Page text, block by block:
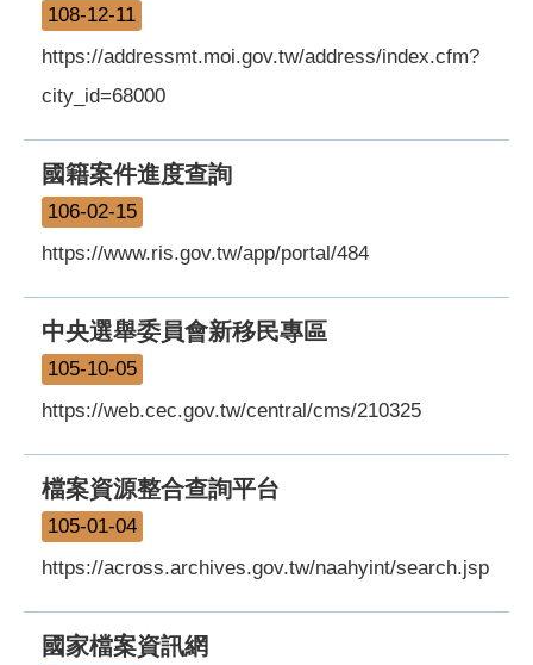
108-12-11
https://addressmt.moi.gov.tw/address/index.cfm?
city_id=68000
國籍案件進度查詢
106-02-15
https://www.ris.gov.tw/app/portal/484
中央選舉委員會新移民專區
105-10-05
https://web.cec.gov.tw/central/cms/210325
檔案資源整合查詢平台
105-01-04
https://across.archives.gov.tw/naahyint/search.jsp
國家檔案資訊網